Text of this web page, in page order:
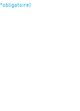
(*obligatoire)